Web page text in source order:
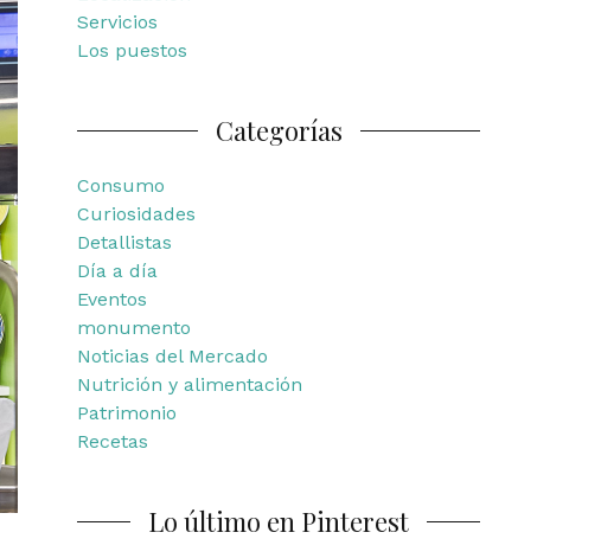
Servicios
Los puestos
Categorías
Consumo
Curiosidades
Detallistas
Día a día
Eventos
monumento
Noticias del Mercado
Nutrición y alimentación
Patrimonio
Recetas
Lo último en Pinterest